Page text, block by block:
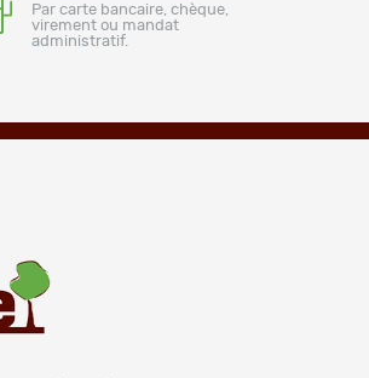
Par carte bancaire, chèque,
virement ou mandat
administratif.